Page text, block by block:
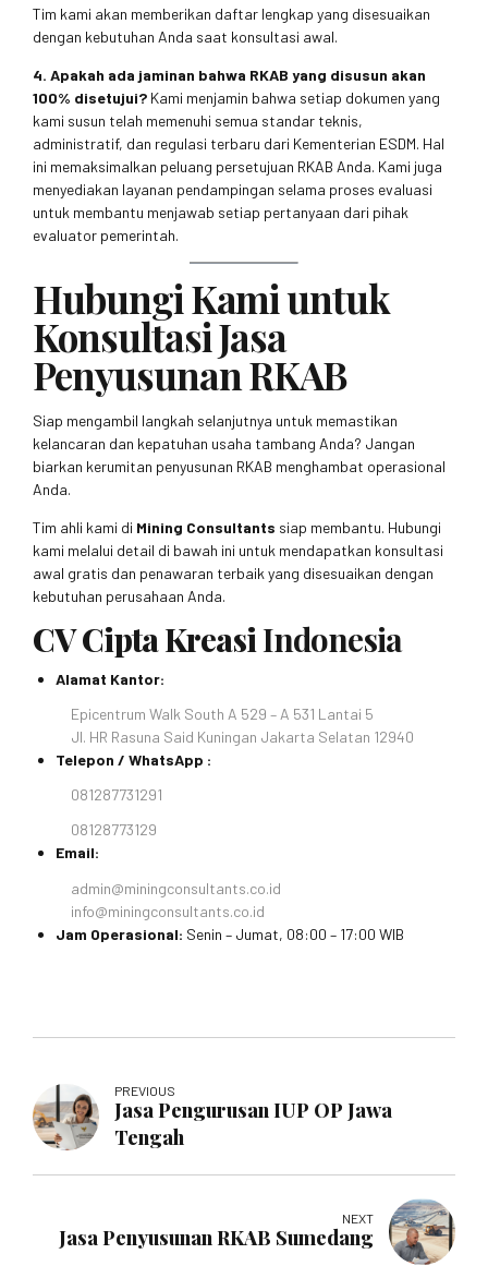
Tim kami akan memberikan daftar lengkap yang disesuaikan
dengan kebutuhan Anda saat konsultasi awal.
4. Apakah ada jaminan bahwa RKAB yang disusun akan
100% disetujui? Kami menjamin bahwa setiap dokumen yang
kami susun telah memenuhi semua standar teknis,
administratif, dan regulasi terbaru dari Kementerian ESDM. Hal
ini memaksimalkan peluang persetujuan RKAB Anda. Kami juga
menyediakan layanan pendampingan selama proses evaluasi
untuk membantu menjawab setiap pertanyaan dari pihak
evaluator pemerintah.
Hubungi Kami untuk
Konsultasi Jasa
Penyusunan RKAB
Siap mengambil langkah selanjutnya untuk memastikan
kelancaran dan kepatuhan usaha tambang Anda? Jangan
biarkan kerumitan penyusunan RKAB menghambat operasional
Anda.
Tim ahli kami di Mining Consultants siap membantu. Hubungi
kami melalui detail di bawah ini untuk mendapatkan konsultasi
awal gratis dan penawaran terbaik yang disesuaikan dengan
kebutuhan perusahaan Anda.
CV Cipta KreasiIndonesia
Alamat Kantor:
Epicentrum Walk South A 529 – A 531 Lantai 5
Jl. HR Rasuna Said Kuningan Jakarta Selatan 12940
Telepon / WhatsApp :
081287731291
08128773129
Email:
admin@miningconsultants.co.id
info@miningconsultants.co.id
Jam Operasional: Senin – Jumat, 08:00 – 17:00 WIB
PREVIOUS
Jasa Pengurusan IUP OP Jawa
Tengah
NEXT
Jasa Penyusunan RKAB Sumedang